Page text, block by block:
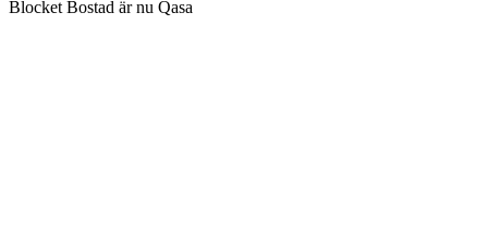
Blocket Bostad är nu Qasa